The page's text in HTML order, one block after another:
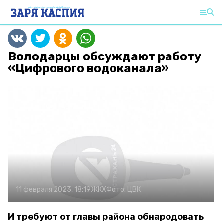
Володарцы обсуждают работу
«Цифрового водоканала»
11 февраля 2023, 18:19ЖКХФото: ЦВК
И требуют от главы района обнародовать